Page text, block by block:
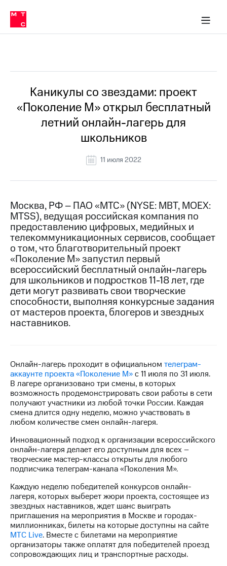
Медиа-центр
и акционерам
Устойчивое развитие
Комплаенс и деловая этика
компании
Карьера
История
компании
Руководство
информация
Медиа-центр
Пресс-
релизы
МТС
о технологиях
Достижения
Интервью
Финансовая
отчетность
Новости
в
регионе
и акционерам
Корпоративное
управление
Корпоративный
секретарь
Раскрытие
информации
Информация
акционерам
Документы
ПАО
"МТС"
Собрания
акционеров
Личный
кабинет
в МТС
Пресс-
релизы
МТС
о технологиях
Каникулы со звездами: проект
«Поколение М» открыл бесплатный
летний онлайн-лагерь для
школьников
11 июля 2022
Москва, РФ – ПАО «МТС» (NYSE: MBT, MOEX:
MTSS), ведущая российская компания по
предоставлению цифровых, медийных и
телекоммуникационных сервисов, сообщает
о том, что благотворительный проект
«Поколение М» запустил первый
всероссийский бесплатный онлайн-лагерь
для школьников и подростков 11-18 лет, где
дети могут развивать свои творческие
способности, выполняя конкурсные задания
от мастеров проекта, блогеров и звездных
наставников.
Онлайн-лагерь проходит в официальном телеграм-
аккаунте проекта «Поколение М»с 11 июля по 31 июля.
В лагере организовано три смены, в которых
возможность продемонстрировать свои работы в сети
получают участники из любой точки России. Каждая
смена длится одну неделю, можно участвовать в
любом количестве смен онлайн-лагеря.
Инновационный подход к организации всероссийского
онлайн-лагеря делает его доступным для всех –
творческие мастер-классы открыты для любого
подписчика телеграм-канала «Поколения М».
Каждую неделю победителей конкурсов онлайн-
лагеря, которых выберет жюри проекта, состоящее из
звездных наставников, ждет шанс выиграть
приглашения на мероприятия в Москве и городах-
миллионниках, билеты на которые доступны на сайте
МТС Live. Вместе с билетами на мероприятие
организаторы также оплатят для победителей проезд
сопровождающих лиц и транспортные расходы.